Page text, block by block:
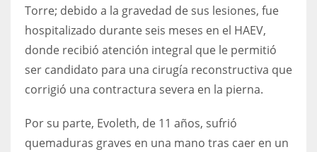
Torre; debido a la gravedad de sus lesiones, fue
hospitalizado durante seis meses en el HAEV,
donde recibió atención integral que le permitió
ser candidato para una cirugía reconstructiva que
corrigió una contractura severa en la pierna.
Por su parte, Evoleth, de 11 años, sufrió
quemaduras graves en una mano tras caer en un